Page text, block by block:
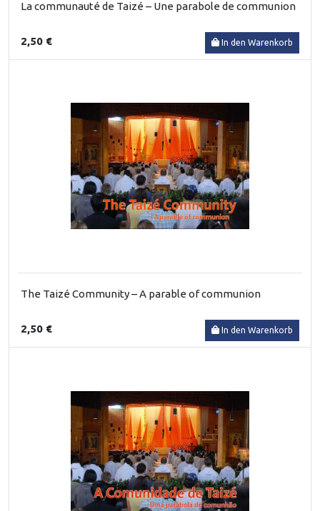
La communauté de Taizé – Une parabole de communion
2,50 € In den Warenkorb
The Taizé Community – A parable of communion
2,50 € In den Warenkorb